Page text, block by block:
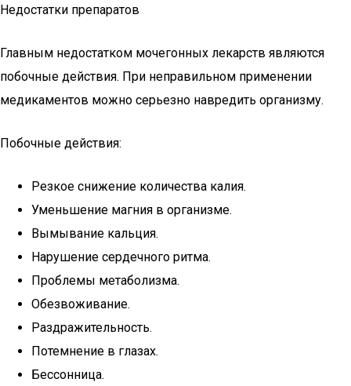
Недостатки препаратов
Главным недостатком мочегонных лекарств являются
побочные действия. При неправильном применении
медикаментов можно серьезно навредить организму.
Побочные действия:
Резкое снижение количества калия.
Уменьшение магния в организме.
Вымывание кальция.
Нарушение сердечного ритма.
Проблемы метаболизма.
Обезвоживание.
Раздражительность.
Потемнение в глазах.
Бессонница.